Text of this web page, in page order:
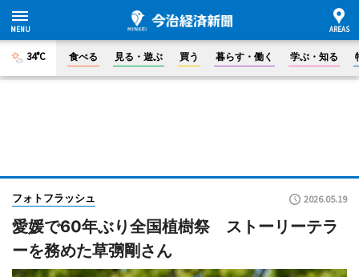
34°C 食べる 見る・遊ぶ 買う 暮らす・働く 学ぶ・知る
フォトフラッシュ 2026.05.19
愛媛で60年ぶり全国植樹祭 ストーリーテラ
ーを務めた草彅剛さん